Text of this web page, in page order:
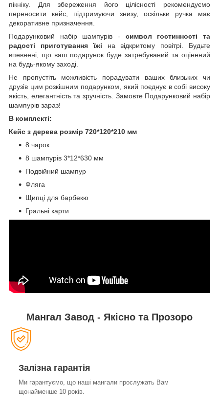
пікніку. Для збереження його цілісності рекомендуємо
переносити кейс, підтримуючи знизу, оскільки ручка має
декоративне призначення.
Подарунковий набір шампурів - символ гостинності та
радості приготування їжі на відкритому повітрі. Будьте
впевнені, що ваш подарунок буде затребуваний та оцінений
на будь-якому заході.
Не пропустіть можливість порадувати ваших близьких чи
друзів цим розкішним подарунком, який поєднує в собі високу
якість, елегантність та зручність. Замовте Подарунковий набір
шампурів зараз!
В комплекті:
Кейс з дерева розмір 720*120*210 мм
8 чарок
8 шампурів 3*12*630 мм
Подвійний шампур
Фляга
Щипці для барбекю
Гральні карти
Мангал Завод - Якісно та Прозоро
Залізна гарантія
Ми гарантуємо, що наші мангали прослужать Вам
щонайменше 10 років.